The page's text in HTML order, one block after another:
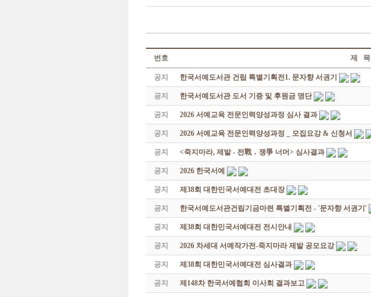
번호 제 목
공지 한국서예도서관 건립 특별기획전1. 문자향 서권기
공지 한국서예도서관 도서 기증 및 후원금 명단
공지 2026 서예교육 전문인력양성과정 심사 결과
공지 2026 서예교육 전문인력양성과정 _ 모집요강 & 신청서
공지 <죽지마라, 제발 - 전戰 ․ 쟁爭 너머> 심사결과
공지 2026 한국서예
공지 제38회 대한민국서예대전 초대장
공지 한국서예도서관건립기금마련 특별기획전 - '문자향 서권기'
공지 제38회 대한민국서예대전 전시안내
공지 2026 차세대 서예작가전-죽지마라 제발 공모요강
공지 제38회 대한민국서예대전 심사결과
공지 제148차 한국서예협회 이사회 결과보고